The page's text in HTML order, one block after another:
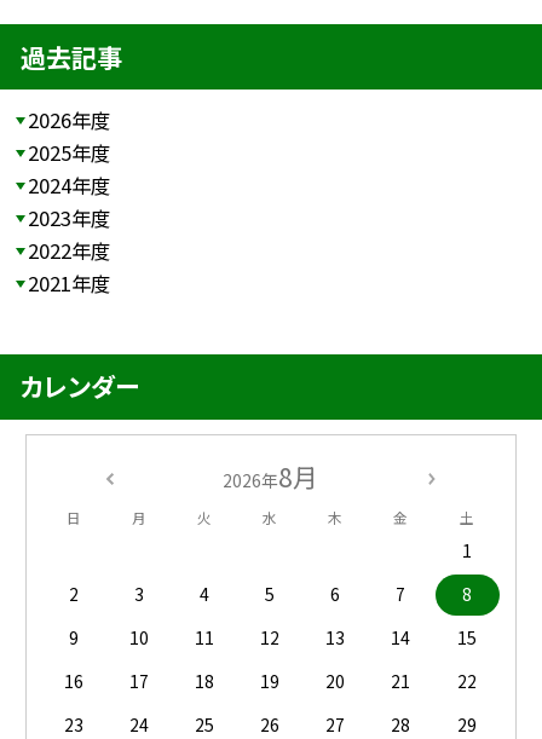
過去記事
2026年度
2025年度
2024年度
2023年度
2022年度
2021年度
カレンダー
2026年8月
日 月 火 水 木 金 土
1
2
3 4 5 6 7
8
9
10 11 12 13 14
15
16
17 18 19 20 21
22
23
24 25 26 27 28
29